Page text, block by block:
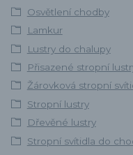
Osvětlení chodby
Lamkur
Lustry do chalupy
Přisazené stropní
Žárovková stropní
Stropní lustry
Dřevěné lustry
Stropní svítidla do